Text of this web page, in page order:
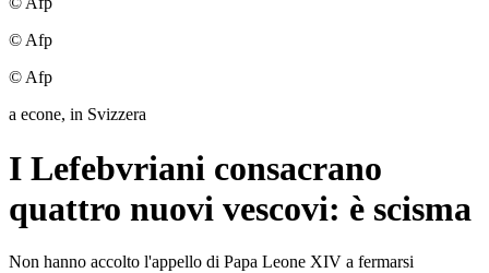
© Afp
© Afp
a econe, in Svizzera
I Lefebvriani consacrano
quattro nuovi vescovi: è scisma
Non hanno accolto l'appello di Papa Leone XIV a fermarsi